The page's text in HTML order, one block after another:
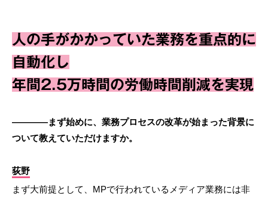
人の手がかかっていた業務を重点的に
自動化し
年間2.5万時間の労働時間削減を実現
————まず始めに、業務プロセスの改革が始まった背景に
ついて教えていただけますか。
荻野
まず大前提として、MPで行われているメディア業務には非